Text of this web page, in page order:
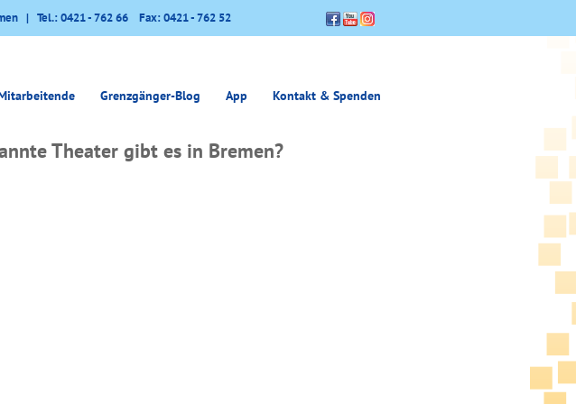
| Tel.: 0421 - 762 66 Fax: 0421 - 762 52
Grenzgänger-Blog App Kontakt & Spenden
Theater gibt es in Bremen?